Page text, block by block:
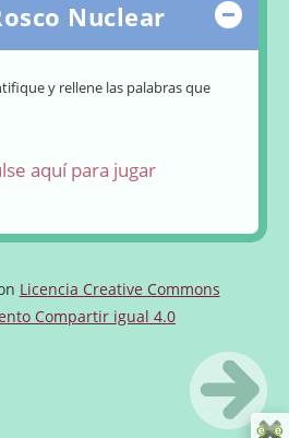
Nuclear
y rellene las palabras que
aquí para jugar
Licencia Creative Commons
Compartir igual 4.0